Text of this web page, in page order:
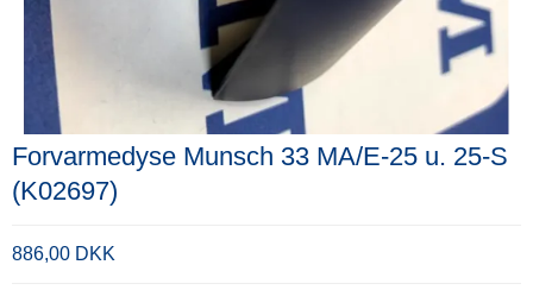
Forvarmedyse Munsch 33 MA/E-25 u. 25-S
(K02697)
886,00 DKK